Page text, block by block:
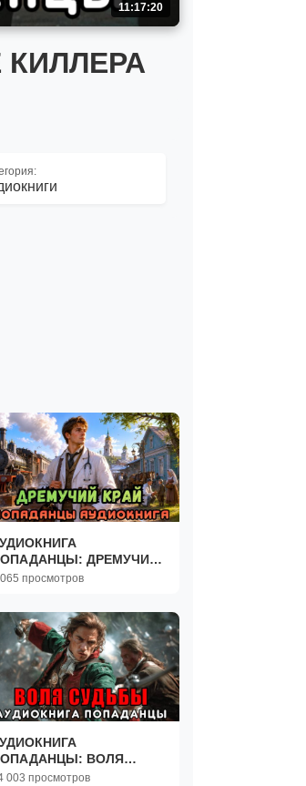
11:17:20
ДРЕМУЧИЙ
просмотров
ВОЛЯ
003 просмотров